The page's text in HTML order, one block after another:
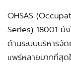
OHSAS
Series) 18001 ยั
ด้านระบบบริหารจั
แพร่หลายมากที่สุด